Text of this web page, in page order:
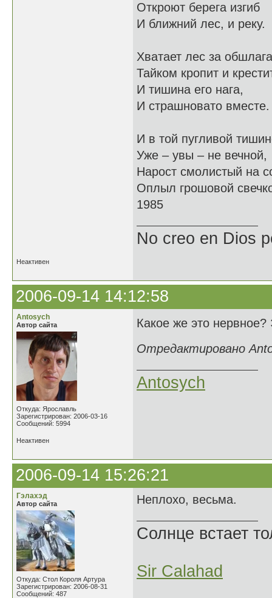
Откроют берега изгиб
И ближний лес, и реку.
Хватает лес за
Тайком кропит и
И тишина его нага,
И страшновато вместе.
И в той пугливой
Уже – увы – не вечной,
Нарост смолистый на
Оплыл грошовой
1985
No creo en Dios
Неактивен
2006-09-14 14:12:58
Antosych
Автор сайта
Откуда: Ярославль
Зарегистрирован: 2006-03-16
Сообщений: 5994
Какое же это
Отредактировано
Antosych
Неактивен
2006-09-14 15:26:21
Гэлахэд
Автор сайта
Откуда: Стол Короля Артура
Зарегистрирован: 2006-08-31
Сообщений: 487
Неплохо, весьма.
Солнце встает
Sir Calahad